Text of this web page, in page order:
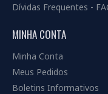
Dívidas Frequentes -
MINHA CONTA
Minha Conta
Meus Pedidos
Boletins Informativos